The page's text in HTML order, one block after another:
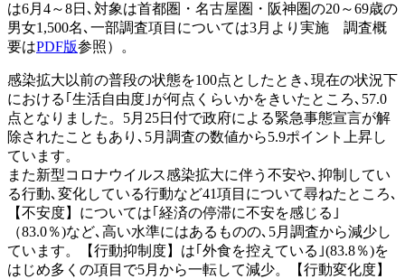
は6月4～8日､対象は首都圏・名古屋圏・阪神圏の20～69歳の
男女1,500名､一部調査項目については3月より実施 調査概
要はPDF版参照）。
感染拡大以前の普段の状態を100点としたとき､現在の状況下
における｢生活自由度｣が何点くらいかをきいたところ､57.0
点となりました。5月25日付で政府による緊急事態宣言が解
除されたこともあり､5月調査の数値から5.9ポイント上昇し
ています。
また新型コロナウイルス感染拡大に伴う不安や､抑制してい
る行動､変化している行動など41項目について尋ねたところ､
【不安度】については｢経済の停滞に不安を感じる｣
（83.0％)など､高い水準にはあるものの､5月調査から減少し
ています。【行動抑制度】は｢外食を控えている｣(83.8％)を
はじめ多くの項目で5月から一転して減少。【行動変化度】